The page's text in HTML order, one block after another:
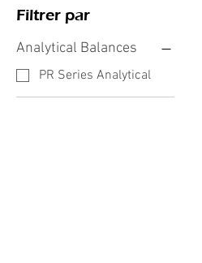
Filtrer par
Analytical Balances
PR Series Analytical